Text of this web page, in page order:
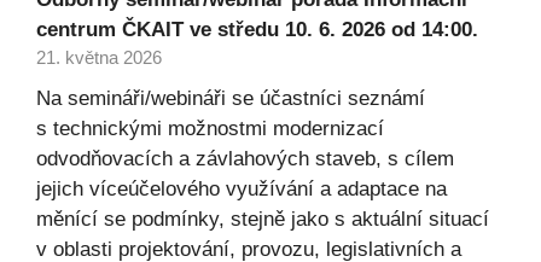
centrum ČKAIT ve středu 10. 6. 2026 od 14:00.
21. května 2026
Na semináři/webináři se účastníci seznámí
s technickými možnostmi modernizací
odvodňovacích a závlahových staveb, s cílem
jejich víceúčelového využívání a adaptace na
měnící se podmínky, stejně jako s aktuální situací
v oblasti projektování, provozu, legislativních a